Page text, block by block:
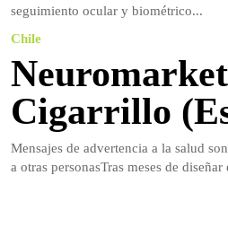
seguimiento ocular y biométrico...
Chile
Cigarrillo
Mensajes de advertencia a la salud
a otras personasTras meses de